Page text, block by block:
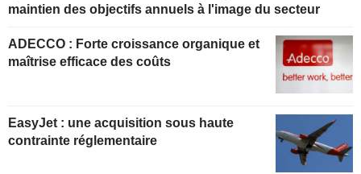
maintien des objectifs annuels à l'image du secteur
ADECCO : Forte croissance organique et
maîtrise efficace des coûts
EasyJet : une acquisition sous haute
contrainte réglementaire